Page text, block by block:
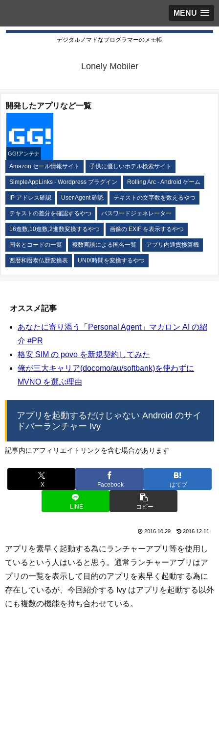
MENU
デジタルノマドなプログラマーのメモ帳
Lonely Mobiler
開発したアプリなど一覧
GG!アンテナ
Amazon セール情報サイト 子供に優しいホテル検索サイト
SimpleAppLinks - Wordpress プラグイン Rolling Arc - Android ゲーム
IP アドレス確認 User Agent 確認 テキストの文字数を数えるやつ
テキストの差分を確認するやつ パスワードジェネレーター
16進数,10進数,2進数変換するやつ 画像の EXIF を表示するやつ
国名とコードの一覧 複数言語による国名一覧 アプリ内通貨換算機
西暦和暦泰仏歴変換表 UNIX時間を変換するやつ
オススメ記事
あなたに寄り添う「Personal Agent」マカロン AI の紹
介 #PR
格安 SIM の povo を新規契約してみた
俺が三大キャリア(docomo/au/softbank)を使わずに
MVNO を選ぶ理由
アプリを起動するだけじゃない Android のサイ
ドバーランチャー Ivy
記事内にアフィリエイトリンクを含む場合があります
X Facebook はてブ
LINE コピー
2016.10.29 2016.12.11
アプリを素早く起動する為にランチャーアプリ等を使用し
ているという人はいると思う。通常ランチャーアプリはア
プリの一覧を表示して目的のアプリを素早く起動する為に
存在しているが、今回紹介する Ivy はアプリを起動する以外
にも複数の機能を持ち合わせている。